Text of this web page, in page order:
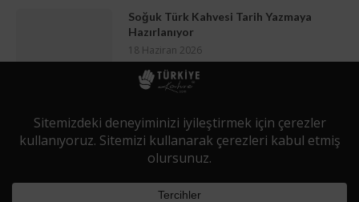
Soğuk Türk Kahvesi Tarih Yazmaya
Hazırlanıyor
18 Haziran 2026